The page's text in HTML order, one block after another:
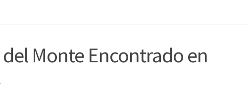
Monte Encontrado en